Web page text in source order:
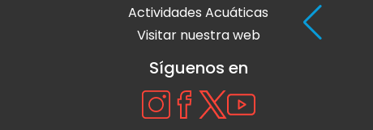
Actividades Acuáticas
Visitar nuestra web
Síguenos en